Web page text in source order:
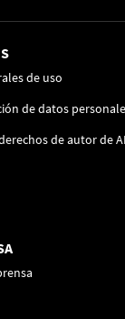
de uso
de datos
de autor de